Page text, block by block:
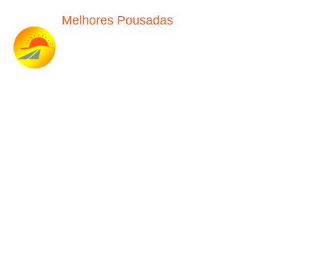
Melhores Pousadas